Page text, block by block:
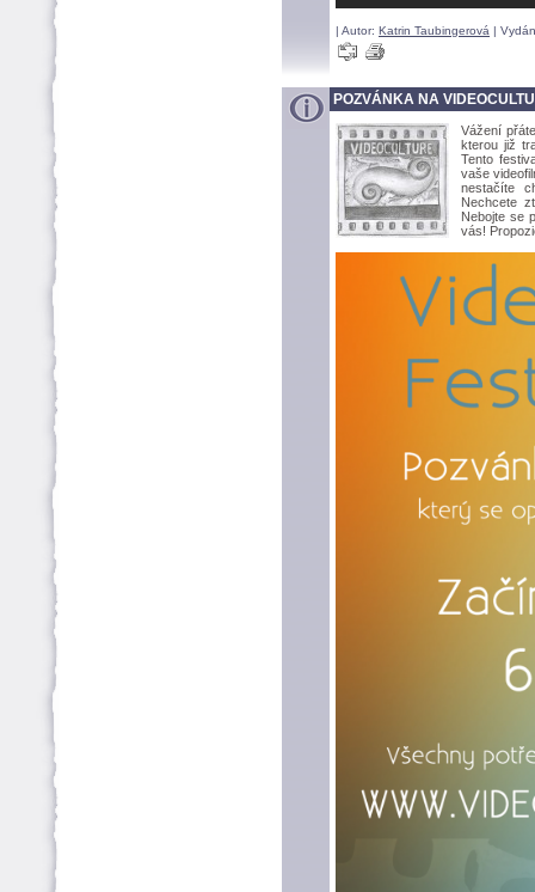
| Autor: Katrin Taubingerov |
POZVÁNKA NA
Vážení
kterou již
Tento
vaše
nestačíte
Nechcete
Nebojte se
vás!